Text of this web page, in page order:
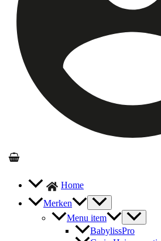
Home
Merken
Menu item
BabylissPro